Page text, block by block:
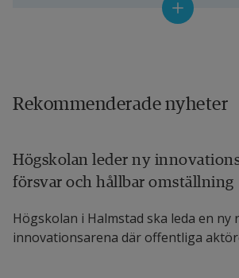
digital forensik och cybersäkerhet.
tillhandahåller produkter och
att Högskolan har rättigheten att
Academys olika kurser.
Rekommenderade nyheter
Högskolan leder ny
försvar och hållbar omställning
Högskolan i Halmstad ska leda en ny
innovationsarena där offentliga